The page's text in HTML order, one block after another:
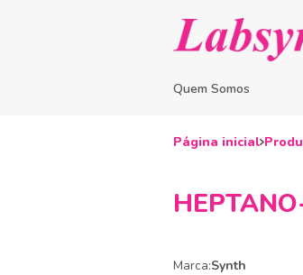
Quem Somos
Página inicial
Marca:Synth